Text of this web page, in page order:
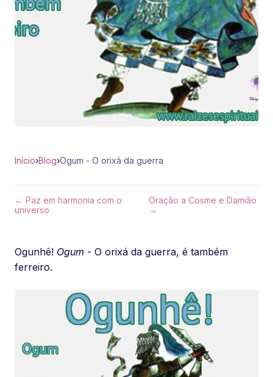
Início›Blog›Ogum - O orixá da guerra
← Paz em harmonia com o
universo
Oração a Cosme e Damião
→
Ogunhê! Ogum - O orixá da guerra, é também
ferreiro.